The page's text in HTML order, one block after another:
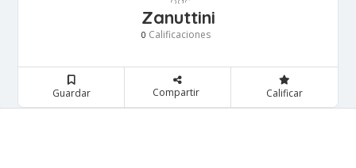
Zanuttini
0 Calificaciones
Guardar Compartir Calificar